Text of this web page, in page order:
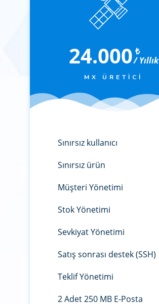
24.000 ₺
/ Yıllık
MX ÜRETICI
Sınırsız kullanıcı
Sınırsız ürün
Müşteri Yönetimi
Stok Yönetimi
Sevkiyat Yönetimi
Satış sonrası destek (SSH)
Teklif Yönetimi
2 Adet 250 MB E-Posta